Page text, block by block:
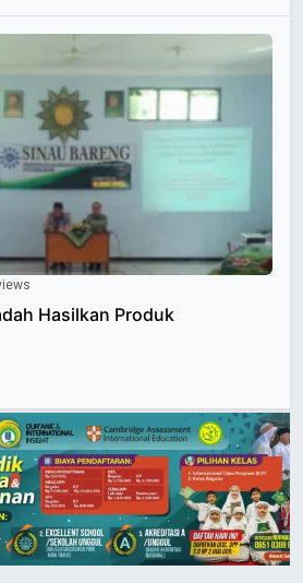
Hasilkan Produk